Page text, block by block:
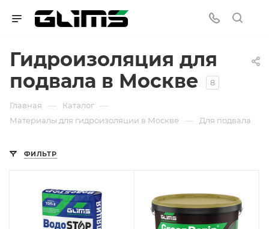
Гидроизоляция для
подвала в Москве
8
Главная — Каталог —
Материалы для гидроизоляции в Москве — Для подвала
ФИЛЬТР